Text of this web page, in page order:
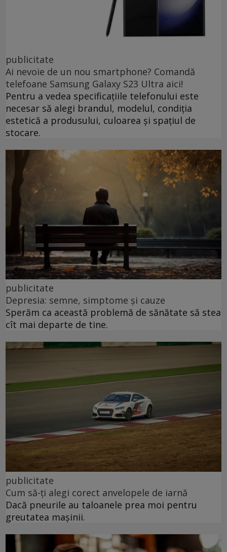
publicitate
Ai nevoie de un nou smartphone? Comandă
telefoane Samsung Galaxy S23 Ultra aici!
Pentru a vedea specificațiile telefonului este
necesar să alegi brandul, modelul, condiția
estetică a produsului, culoarea și spațiul de
stocare.
publicitate
Depresia: semne, simptome și cauze
Sperăm ca această problemă de sănătate să stea
cît mai departe de tine.
publicitate
Cum să-ți alegi corect anvelopele de iarnă
Dacă pneurile au taloanele prea moi pentru
greutatea mașinii.